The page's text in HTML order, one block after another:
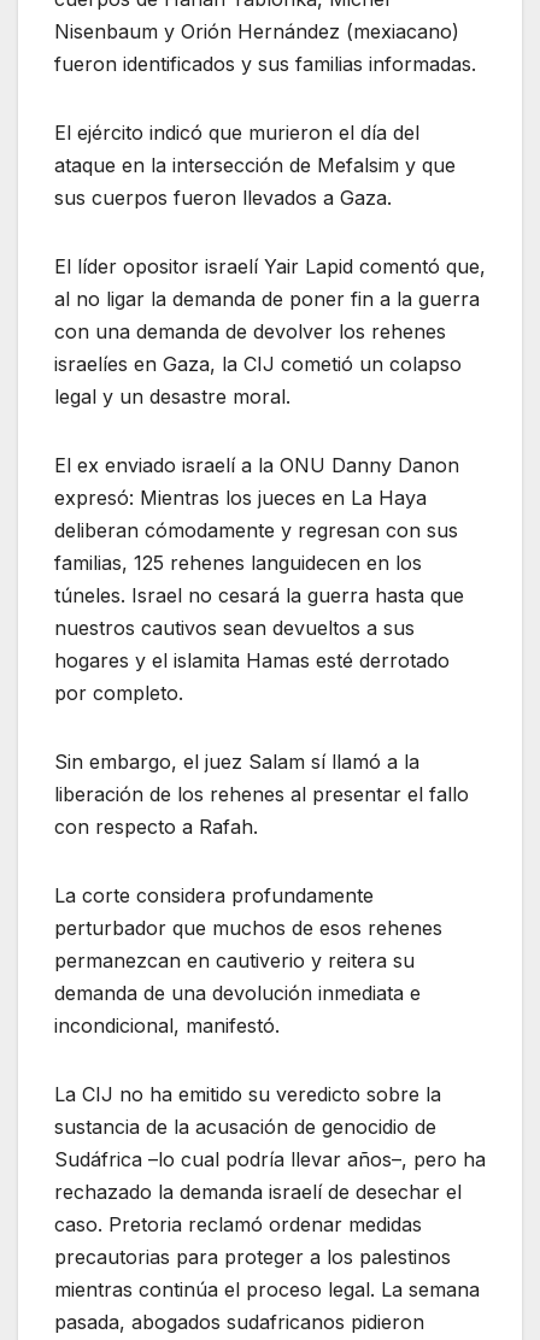
Nisenbaum y Orión Hernández (mexiacano)
fueron identificados y sus familias informadas.
El ejército indicó que murieron el día del
ataque en la intersección de Mefalsim y que
sus cuerpos fueron llevados a Gaza.
El líder opositor israelí Yair Lapid comentó que,
al no ligar la demanda de poner fin a la guerra
con una demanda de devolver los rehenes
israelíes en Gaza, la CIJ cometió un colapso
legal y un desastre moral.
El ex enviado israelí a la ONU Danny Danon
expresó: Mientras los jueces en La Haya
deliberan cómodamente y regresan con sus
familias, 125 rehenes languidecen en los
túneles. Israel no cesará la guerra hasta que
nuestros cautivos sean devueltos a sus
hogares y el islamita Hamas esté derrotado
por completo.
Sin embargo, el juez Salam sí llamó a la
liberación de los rehenes al presentar el fallo
con respecto a Rafah.
La corte considera profundamente
perturbador que muchos de esos rehenes
permanezcan en cautiverio y reitera su
demanda de una devolución inmediata e
incondicional, manifestó.
La CIJ no ha emitido su veredicto sobre la
sustancia de la acusación de genocidio de
Sudáfrica –lo cual podría llevar años–, pero ha
rechazado la demanda israelí de desechar el
caso. Pretoria reclamó ordenar medidas
precautorias para proteger a los palestinos
mientras continúa el proceso legal. La semana
pasada, abogados sudafricanos pidieron